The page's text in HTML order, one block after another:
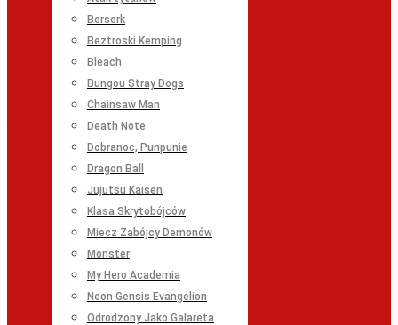
Berserk
Beztroski Kemping
Bleach
Bungou Stray Dogs
Chainsaw Man
Death Note
Dobranoc, Punpunie
Dragon Ball
Jujutsu Kaisen
Klasa Skrytobójców
Miecz Zabójcy Demonów
Monster
My Hero Academia
Neon Gensis Evangelion
Odrodzony Jako Galareta